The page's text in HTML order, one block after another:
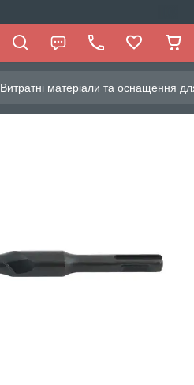
Витратні матеріали та оснащення